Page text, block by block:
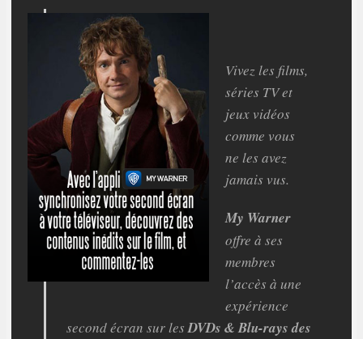
Vivez les films,
séries TV et
jeux vidéos
comme vous
ne les avez
jamais vus.
My Warner
offre à ses
membres
l’accès à une
expérience
second écran sur lesDVDs & Blu-rays des